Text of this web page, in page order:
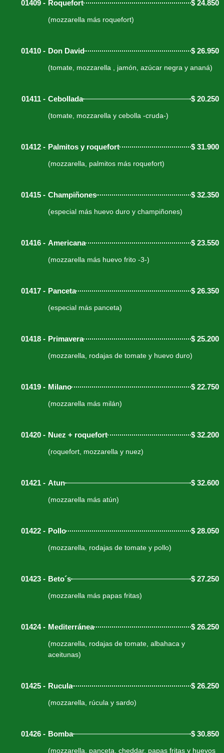
01409 - Roquefort $24.850
(mozzarella más roquefort)
01410 - Don David $26.950
(tomate, mozzarella , jamón, azúcar negra y ananá)
01411 - Cebollada $20.250
(tomate, mozzarella y cebolla -cruda-)
01412 - Palmitos y roquefort $31.900
(mozzarella, palmitos más roquefort)
01415 - Champiñones $32.350
(especial más huevo duro y champiñones)
01416 - Americana $23.550
(mozzarella más huevo frito -3-)
01417 - Panceta $26.350
(especial más panceta)
01418 - Primavera $25.200
(mozzarella, rodajas de tomate y huevo duro)
01419 - Milano $22.750
(mozzarella más milán)
01420 - Nuez + roquefort $32.200
(roquefort, mozzarella y nuez)
01421 - Atun $32.600
(mozzarella más atún)
01422 - Pollo $28.050
(mozzarella, rodajas de tomate y pollo)
01423 - Beto´s $27.250
(mozzarella más papas fritas)
01424 - Mediterránea $26.250
(mozzarella, rodajas de tomate, albahaca y
aceitunas)
01425 - Rucula $26.250
(mozzarella, rúcula y sardo)
01426 - Bomba $30.850
(mozzarella, panceta, cheddar, papas fritas y huevos